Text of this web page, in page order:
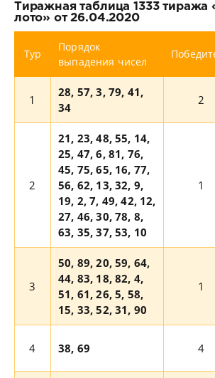
Тиражная таблица 1333 тиража
лото» от 26.04.2020
Тур
Порядок
выпадения чисел
1
28, 57, 3, 79, 41,
34
2
2
21, 23, 48, 55, 14,
25, 47, 6, 81, 76,
45, 75, 65, 16, 77,
56, 62, 13, 32, 9,
19, 2, 7, 49, 42, 12,
27, 46, 30, 78, 8,
63, 35, 37, 53, 10
1
3
50, 89, 20, 59, 64,
44, 83, 18, 82, 4,
51, 61, 26, 5, 58,
15, 33, 52, 31, 90
1
4 38, 69 4